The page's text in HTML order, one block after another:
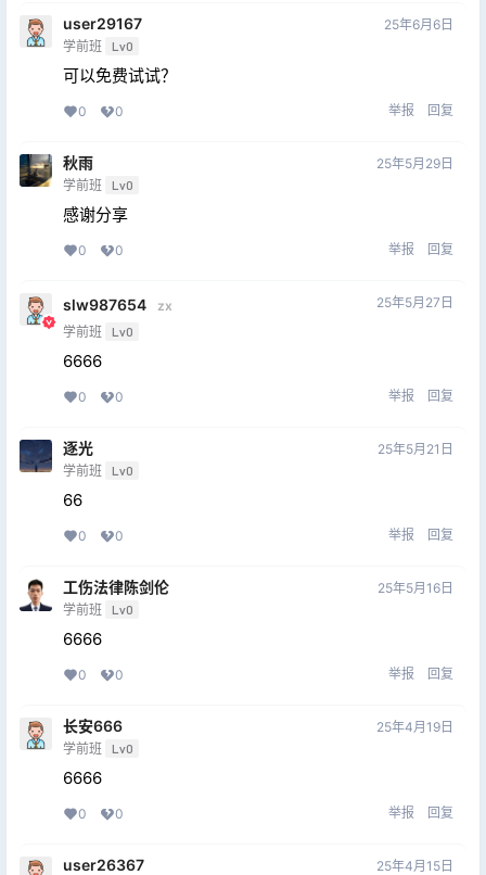
user29167
学前班 Lv0
25年6月6日
可以免费试试？
0 0 举报 回复
秋雨
学前班 Lv0
25年5月29日
感谢分享
0 0 举报 回复
slw987654
zx
学前班 Lv0
25年5月27日
6666
0 0 举报 回复
逐光
学前班 Lv0
25年5月21日
66
0 0 举报 回复
工伤法律陈剑伦
学前班 Lv0
25年5月16日
6666
0 0 举报 回复
长安666
学前班 Lv0
25年4月19日
6666
0 0 举报 回复
user26367 25年4月15日